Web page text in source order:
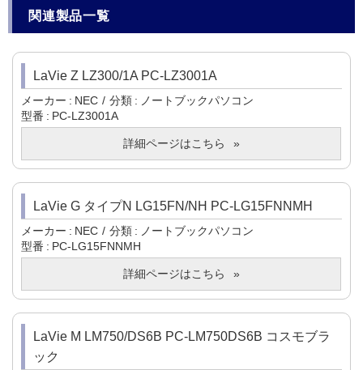
関連製品一覧
LaVie Z LZ300/1A PC-LZ3001A
メーカー NEC 分類
ノートブックパソコン
型番
PC-LZ3001A
詳細ページはこちら
LaVie G タイプN LG15FN/NH PC-LG15FNNMH
メーカー NEC 分類
ノートブックパソコン
型番
PC-LG15FNNMH
詳細ページはこちら
LaVie M LM750/DS6B PC-LM750DS6B コスモブラ
ック